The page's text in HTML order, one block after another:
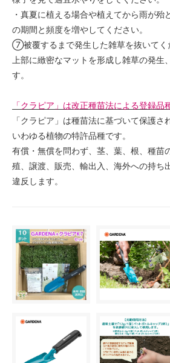
・真夏に植える場合や植えてから雨が殆
の期間と頻度を増やしてください。
⑦被覆するまで発生した雑草を抜いてく
上部に緻密なマットを形成し雑草の発生
す。
「クラピア」は改正種苗法による登録品
「クラピア」は種苗法に基づいて保護さ
いわゆる植物の特許品種です。
有償・無償を問わず、茎、葉、根、種苗
殖、譲渡、販売、輸出入、海外への持ち
違反します。